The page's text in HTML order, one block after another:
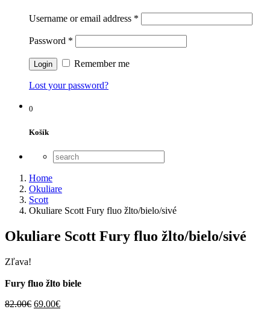
Username or email address *
Password *
Remember me
Lost your password?
0
Košík
Home
Okuliare
Scott
Okuliare Scott Fury fluo žlto/bielo/sivé
Okuliare Scott Fury fluo žlto/bielo/sivé
Zľava!
Fury fluo žlto biele
82.00€ 69.00€